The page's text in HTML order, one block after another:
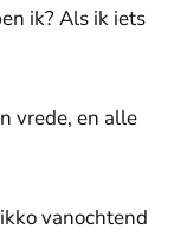
ik? Als ik iets
vrede, en alle
vanochtend